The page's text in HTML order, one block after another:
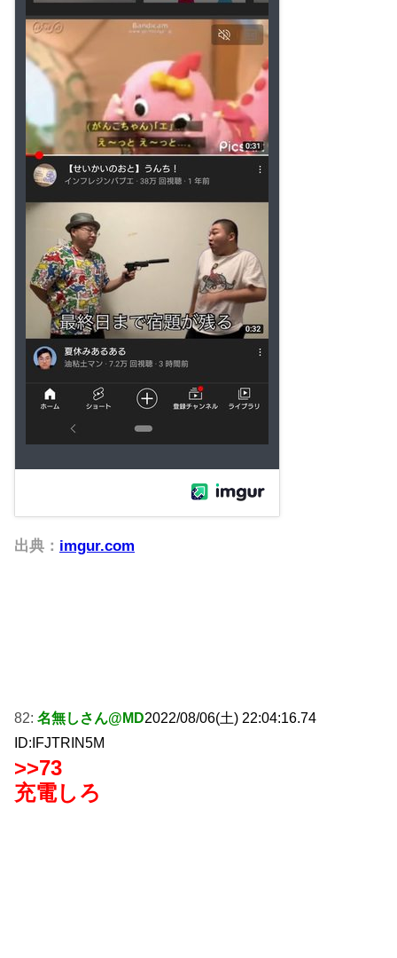
出典： imgur.com
82: 名無しさん@MD2022/08/06(土) 22:04:16.74
ID:IFJTRIN5M
>>73
充電しろ